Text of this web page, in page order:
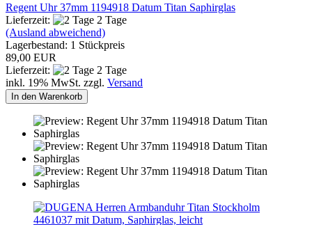
Regent Uhr 37mm 1194918 Datum Titan Saphirglas
Lieferzeit:
2 Tage
(Ausland abweichend)
Lagerbestand: 1 Stückpreis
89,00 EUR
Lieferzeit:
2 Tage
inkl. 19% MwSt. zzgl. Versand
In den Warenkorb